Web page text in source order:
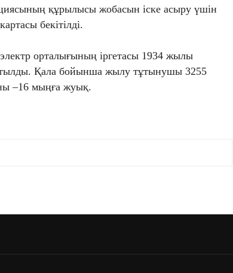
құрылысы жобасын іске асыру үшін
бекітілді.
орталығының іргетасы 1934 жылы
Қала бойынша жылу тұтынушы 3255
–16 мыңға жуық.